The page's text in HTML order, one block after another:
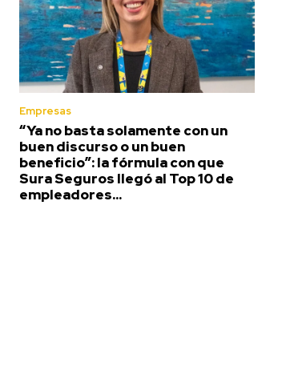
Empresas
“Ya no basta solamente con un
buen discurso o un buen
beneficio”: la fórmula con que
Sura Seguros llegó al Top 10 de
empleadores...